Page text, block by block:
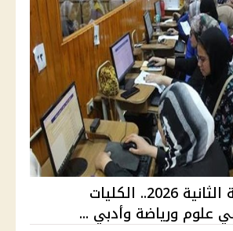
تنسيق المرحلة الثانية 2026.. الكليات
علوم ورياضة وأدبي ...